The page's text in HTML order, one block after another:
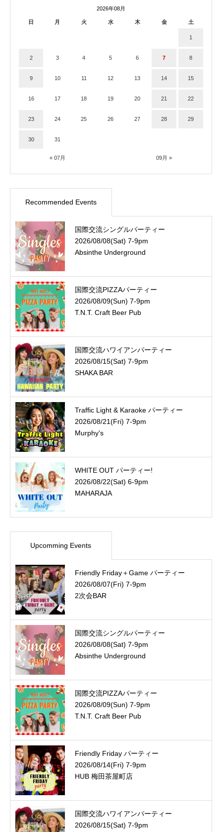
2026年08月
日 月 火 水 木 金 土
« 07月 09月 »
1
2 3 4 5 6 7 8
9 10 11 12 13 14 15
16 17 18 19 20 21 22
23 24 25 26 27 28 29
30 31
Recommended Events
国際交流シングルパーティー
2026/08/08(Sat) 7-9pm
Absinthe Underground
国際交流PIZZAパーティー
2026/08/09(Sun) 7-9pm
T.N.T. Craft Beer Pub
国際交流ハワイアンパーティー
2026/08/15(Sat) 7-9pm
SHAKA BAR
Traffic Light & Karaoke パーティー
2026/08/21(Fri) 7-9pm
Murphy's
WHITE OUT パーティー!
2026/08/22(Sat) 6-9pm
MAHARAJA
Upcomming Events
Friendly Friday＋Game パーティー
2026/08/07(Fri) 7-9pm
2次会BAR
国際交流シングルパーティー
2026/08/08(Sat) 7-9pm
Absinthe Underground
国際交流PIZZAパーティー
2026/08/09(Sun) 7-9pm
T.N.T. Craft Beer Pub
Friendly Friday パーティー
2026/08/14(Fri) 7-9pm
HUB 梅田茶屋町店
国際交流ハワイアンパーティー
2026/08/15(Sat) 7-9pm